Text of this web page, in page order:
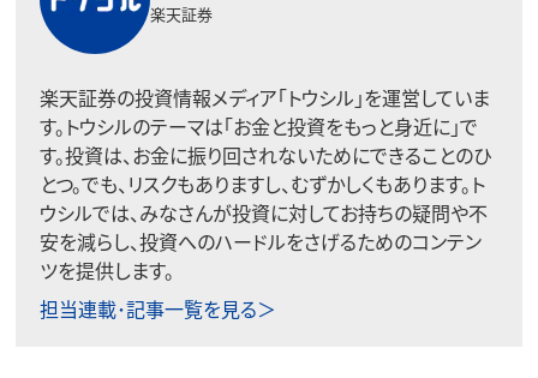
楽天証券
楽天証券の投資情報メディア「トウシル」を運営していま
す。トウシルのテーマは「お金と投資をもっと身近に」で
す。投資は、お金に振り回されないためにできることのひ
とつ。でも、リスクもありますし、むずかしくもあります。ト
ウシルでは、みなさんが投資に対してお持ちの疑問や不
安を減らし、投資へのハードルをさげるためのコンテン
ツを提供します。
担当連載･記事一覧を見る＞